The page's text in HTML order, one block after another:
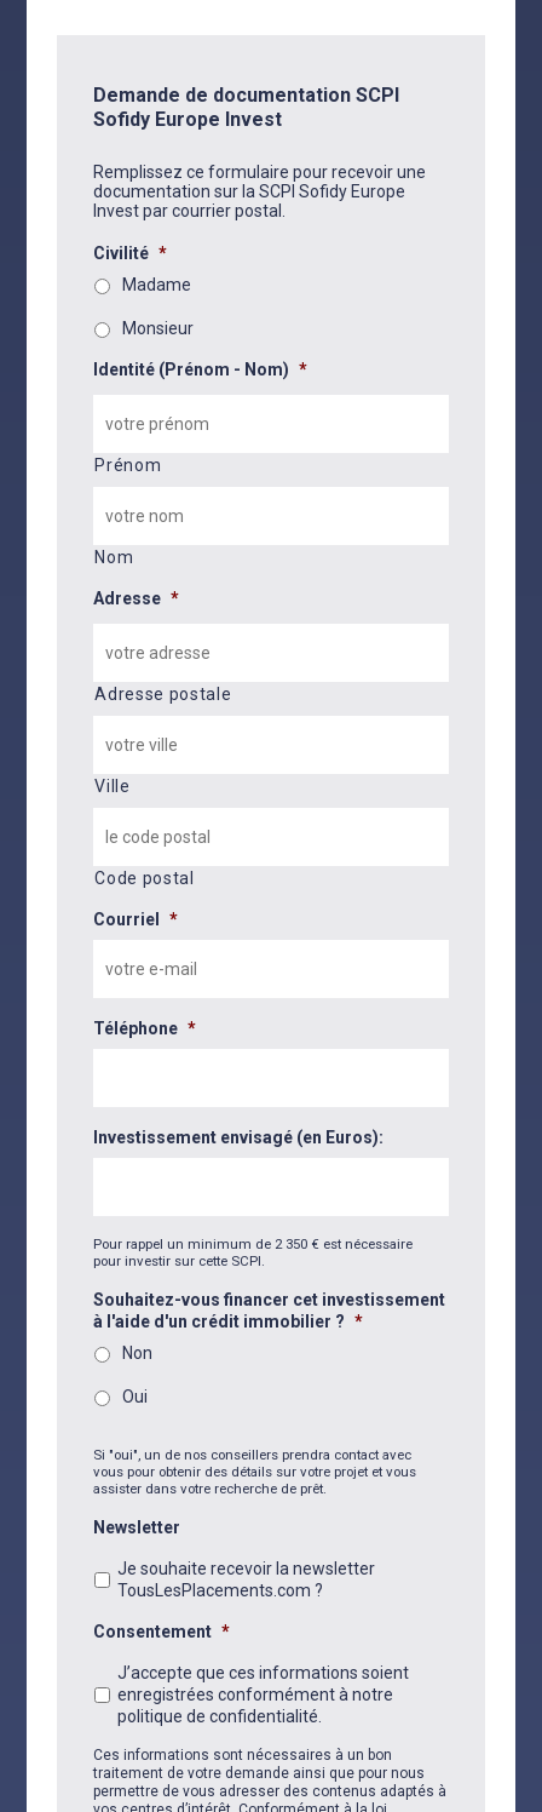
Demande de documentation SCPI
Sofidy Europe Invest
Remplissez ce formulaire pour recevoir une
documentation sur la SCPI Sofidy Europe
Invest par courrier postal.
Civilité *
Madame
Monsieur
Identité (Prénom - Nom) *
Prénom
Nom
Adresse *
Adresse postale
Ville
Code postal
Courriel *
Téléphone *
Investissement envisagé (en Euros):
Pour rappel un minimum de 2 350 € est nécessaire
pour investir sur cette SCPI.
Souhaitez-vous financer cet investissement
à l'aide d'un crédit immobilier ? *
Non
Oui
Si "oui", un de nos conseillers prendra contact avec
vous pour obtenir des détails sur votre projet et vous
assister dans votre recherche de prêt.
Newsletter
Je souhaite recevoir la newsletter
TousLesPlacements.com ?
Consentement *
J’accepte que ces informations soient
enregistrées conformément à notre
politique de confidentialité.
Ces informations sont nécessaires à un bon
traitement de votre demande ainsi que pour nous
permettre de vous adresser des contenus adaptés à